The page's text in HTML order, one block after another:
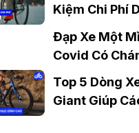
Kiệm Chi Phí
Phòng Nên
Đạp Xe Một
Covid Có
Top 5 Dòng
Giant Giúp